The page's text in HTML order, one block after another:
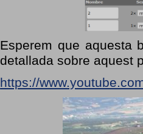
Esperem que aquesta
detallada sobre aquest
https://